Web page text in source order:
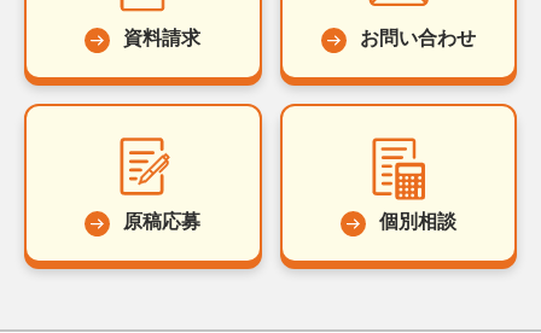
資料請求 お問い合わせ
原稿応募 個別相談